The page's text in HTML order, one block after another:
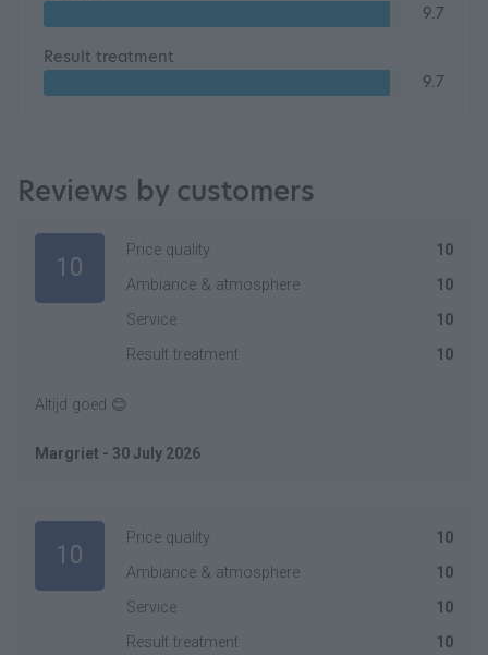
9.7
Result treatment
9.7
Reviews by customers
10
Price quality
10
Ambiance & atmosphere
10
Service
10
Result treatment
10
Altijd goed 😊
Margriet - 30 July 2026
10
Price quality
10
Ambiance & atmosphere
10
Service
10
Result treatment
10